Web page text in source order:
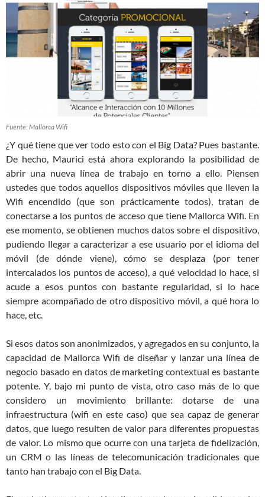
Fuente: Mallorca Wifi
¿Y qué tiene que ver todo esto con el Big Data? Pues bastante.
De hecho, Maurici está ahora explorando la posibilidad de
abrir una nueva línea de trabajo en torno a ello. Piensen
ustedes que todos aquellos dispositivos móviles que lleven la
Wifi encendido (que son prácticamente todos), tratan de
conectarse a los puntos de acceso que tiene Mallorca Wifi. En
ese momento, se obtienen muchos datos sobre el dispositivo,
pudiendo llegar a caracterizar a ese usuario por el idioma del
móvil (de dónde viene), cómo se desplaza (por tener
intercalados los puntos de acceso), a qué velocidad lo hace, si
acude a esos puntos con bastante regularidad, si lo hace
siempre acompañado de otro dispositivo móvil, a qué hora lo
hace, etc.
Si esos datos son anonimizados, y agregados en su conjunto, la
capacidad de Mallorca Wifi de diseñar y lanzar una línea de
negocio basado en datos de marketing contextual es bastante
potente. Y, bajo mi punto de vista, otro caso más de lo que
considero un movimiento brillante: dotarse de una
infraestructura (wifi en este caso) que sea capaz de generar
datos, que luego resulten de valor para diferentes propuestas
de valor. Lo mismo que ocurre con una tarjeta de fidelización,
un CRM o las líneas de telecomunicación tradicionales que
tanto han trabajo con el Big Data.